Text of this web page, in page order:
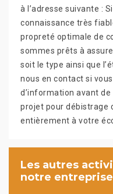
à l’adresse suivante :
connaissance très
propreté optimale de
sommes prêts à
soit le type ainsi que
nous en contact si
d’information avant
projet pour débistrage
entièrement à votre
Les autres
notre